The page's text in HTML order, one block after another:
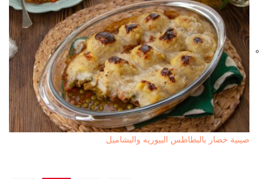
صينية خضار بالبطاطس البيوريه والبشاميل